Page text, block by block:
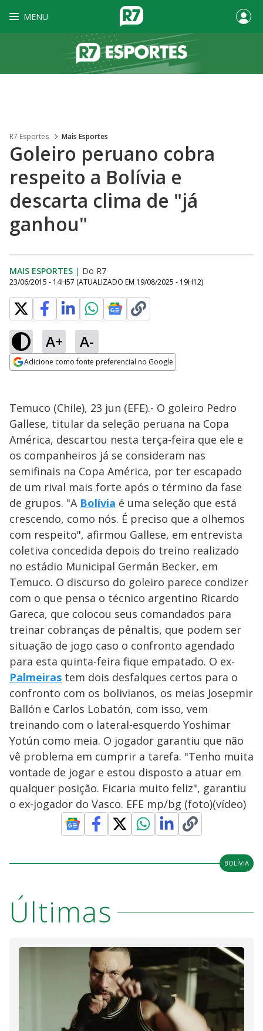
MENU
R7 Esportes Mais Esportes
Goleiro peruano cobra
respeito a Bolívia e
descarta clima de "já
ganhou"
MAIS ESPORTES | Do R7
23/06/2015 - 14H57 (ATUALIZADO EM 19/08/2025 - 19H12)
A+ A-
Adicione como fonte preferencial no Google
Temuco (Chile), 23 jun (EFE).- O goleiro Pedro
Gallese, titular da seleção peruana na Copa
América, descartou nesta terça-feira que ele e
os companheiros já se consideram nas
semifinais na Copa América, por ter escapado
de um rival mais forte após o término da fase
de grupos. "A Bolívia é uma seleção que está
crescendo, como nós. É preciso que a olhemos
com respeito", afirmou Gallese, em entrevista
coletiva concedida depois do treino realizado
no estádio Municipal Germán Becker, em
Temuco. O discurso do goleiro parece condizer
com o que pensa o técnico argentino Ricardo
Gareca, que colocou seus comandados para
treinar cobranças de pênaltis, que podem ser
situação de jogo caso o confronto agendado
para esta quinta-feira fique empatado. O ex-
Palmeiras tem dois desfalques certos para o
confronto com os bolivianos, os meias Josepmir
Ballón e Carlos Lobatón, com isso, vem
treinando com o lateral-esquerdo Yoshimar
Yotún como meia. O jogador garantiu que não
vê problema em cumprir a tarefa. "Tenho muita
vontade de jogar e estou disposto a atuar em
qualquer posição. Ficaria muito feliz", garantiu
o ex-jogador do Vasco. EFE mp/bg (foto)(vídeo)
BOLÍVIA
Últimas